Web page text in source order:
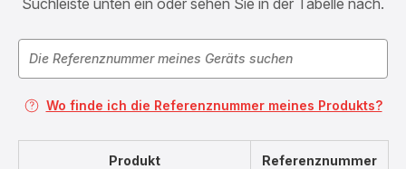
Suchleiste unten ein oder sehen Sie in der Tabelle nach.
Wo finde ich die Referenznummer meines Produkts?
Produkt Referenznummer